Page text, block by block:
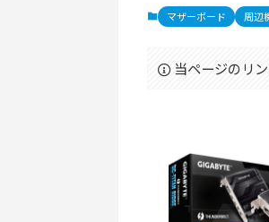
マザーボード 周辺
当ページのリ